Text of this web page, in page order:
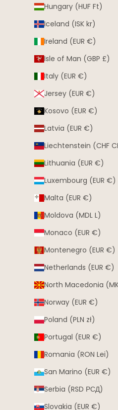
Hungary (HUF Ft)
Iceland (ISK kr)
Ireland (EUR €)
Isle of Man (GBP £)
Italy (EUR €)
Jersey (EUR €)
Kosovo (EUR €)
Latvia (EUR €)
Liechtenstein (CHF
Lithuania (EUR €)
Luxembourg (EUR €)
Malta (EUR €)
Moldova (MDL L)
Monaco (EUR €)
Montenegro (EUR €)
Netherlands (EUR €)
North Macedonia
Norway (EUR €)
Poland (PLN zł)
Portugal (EUR €)
Romania (RON Lei)
San Marino (EUR €)
Serbia (RSD РСД)
Slovakia (EUR €)